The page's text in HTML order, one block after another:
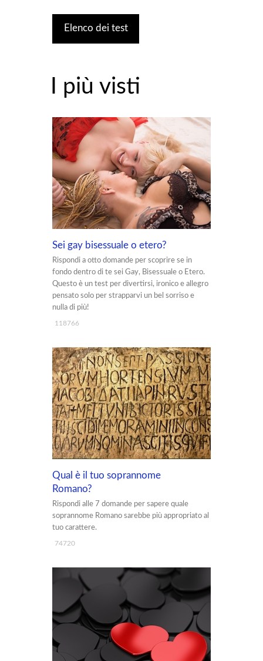
Elenco dei test
I più visti
Sei gay bisessuale o etero?
Rispondi a otto domande per scoprire se in
fondo dentro di te sei Gay, Bisessuale o Etero.
Questo è un test per divertirsi, ironico e allegro
pensato solo per strapparvi un bel sorriso e
nulla di più!
118766
Qual è il tuo soprannome
Romano?
Rispondi alle 7 domande per sapere quale
soprannome Romano sarebbe più appropriato al
tuo carattere.
74720